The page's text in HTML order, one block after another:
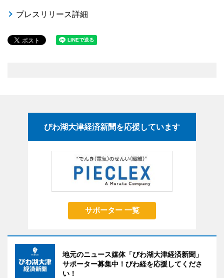
プレスリリース詳細
びわ湖大津経済新聞を応援しています
サポーター 一覧
地元のニュース媒体「びわ湖大津経済新聞」
サポーター募集中！びわ経を応援してくださ
い！